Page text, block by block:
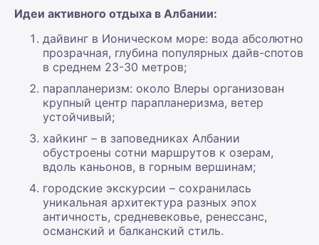
Идеи активного отдыха в Албании:
дайвинг в Ионическом море: вода абсолютно
прозрачная, глубина популярных дайв-спотов
в среднем 23-30 метров;
парапланеризм: около Влеры организован
крупный центр парапланеризма, ветер
устойчивый;
хайкинг – в заповедниках Албании
обустроены сотни маршрутов к озерам,
вдоль каньонов, в горным вершинам;
городские экскурсии – сохранилась
уникальная архитектура разных эпох
античность, средневековье, ренессанс,
османский и балканский стиль.